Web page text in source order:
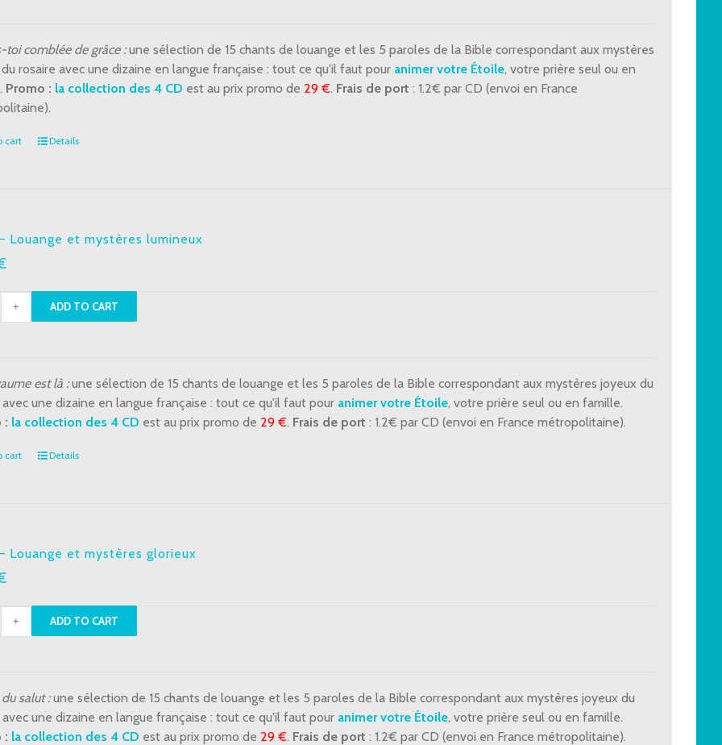
toi comblée de grâce :une sélection de 15 chants de louange et les 5 paroles de la Bible correspondant aux mystères
rosaire avec une dizaine en langue française : tout ce qu'il faut pour animer votre Étoile, votre prière seul ou en
Promo : la collection des 4 CD est au prix promo de 29 €. Frais de port : 1.2€ par CD (envoi en France
cart Details
Louange et mystères lumineux
ADD TO CART
est là :une sélection de 15 chants de louange et les 5 paroles de la Bible correspondant aux mystères joyeux du
avec une dizaine en langue française : tout ce qu'il faut pour animer votre Étoile, votre prière seul ou en famille.
: la collection des 4 CD est au prix promo de 29 €. Frais de port : 1.2€ par CD (envoi en France métropolitaine).
cart Details
Louange et mystères glorieux
ADD TO CART
salut :une sélection de 15 chants de louange et les 5 paroles de la Bible correspondant aux mystères joyeux du
avec une dizaine en langue française : tout ce qu'il faut pour animer votre Étoile, votre prière seul ou en famille.
: la collection des 4 CD est au prix promo de 29 €. Frais de port : 1.2€ par CD (envoi en France métropolitaine).